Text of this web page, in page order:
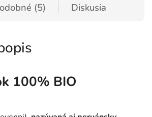
(5) Diskusia
100% BIO